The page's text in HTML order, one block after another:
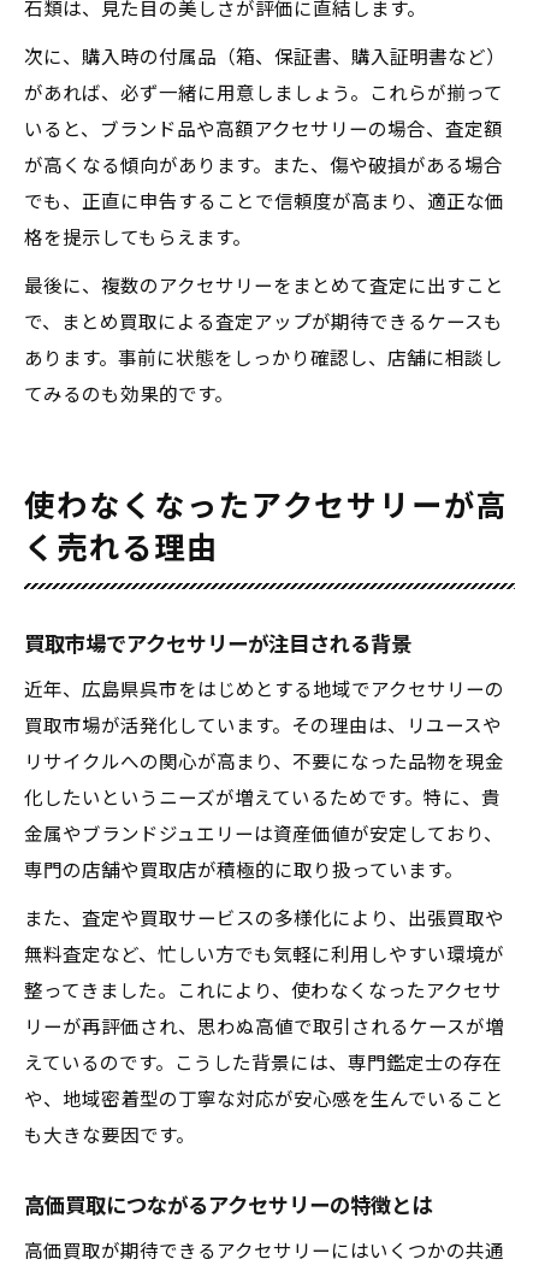
石類は、見た目の美しさが評価に直結します。
次に、購入時の付属品（箱、保証書、購入証明書など）
があれば、必ず一緒に用意しましょう。これらが揃って
いると、ブランド品や高額アクセサリーの場合、査定額
が高くなる傾向があります。また、傷や破損がある場合
でも、正直に申告することで信頼度が高まり、適正な価
格を提示してもらえます。
最後に、複数のアクセサリーをまとめて査定に出すこと
で、まとめ買取による査定アップが期待できるケースも
あります。事前に状態をしっかり確認し、店舗に相談し
てみるのも効果的です。
使わなくなったアクセサリーが高
く売れる理由
買取市場でアクセサリーが注目される背景
近年、広島県呉市をはじめとする地域でアクセサリーの
買取市場が活発化しています。その理由は、リユースや
リサイクルへの関心が高まり、不要になった品物を現金
化したいというニーズが増えているためです。特に、貴
金属やブランドジュエリーは資産価値が安定しており、
専門の店舗や買取店が積極的に取り扱っています。
また、査定や買取サービスの多様化により、出張買取や
無料査定など、忙しい方でも気軽に利用しやすい環境が
整ってきました。これにより、使わなくなったアクセサ
リーが再評価され、思わぬ高値で取引されるケースが増
えているのです。こうした背景には、専門鑑定士の存在
や、地域密着型の丁寧な対応が安心感を生んでいること
も大きな要因です。
高価買取につながるアクセサリーの特徴とは
高価買取が期待できるアクセサリーにはいくつかの共通